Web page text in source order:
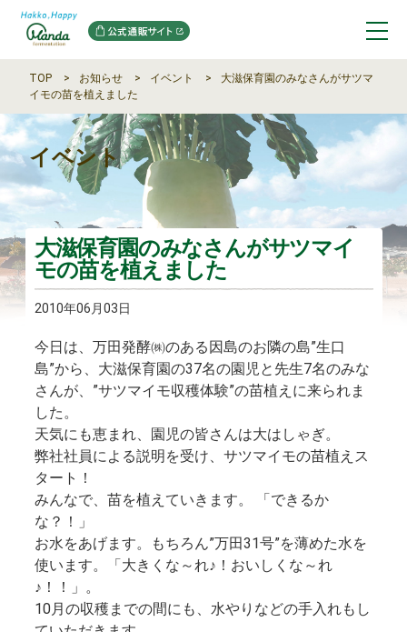
TOP お知らせ イベント
大滋保育園のみなさんがサツマ
イモの苗を植えました
イベント
大滋保育園のみなさんがサツマイ
モの苗を植えました
2010年06月03日
今日は、万田発酵㈱のある因島のお隣の島”生口
島”から、大滋保育園の37名の園児と先生7名のみな
さんが、”サツマイモ収穫体験”の苗植えに来られま
した。
天気にも恵まれ、園児の皆さんは大はしゃぎ。
弊社社員による説明を受け、サツマイモの苗植えス
タート！
みんなで、苗を植えていきます。 「できるか
な？！」
お水をあげます。もちろん”万田31号”を薄めた水を
使います。「大きくな～れ♪！おいしくな～れ
♪！！」。
10月の収穫までの間にも、水やりなどの手入れもし